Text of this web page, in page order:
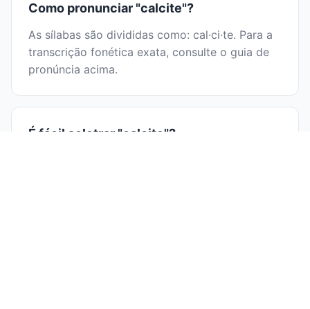
Como pronunciar "calcite"?
As sílabas são divididas como: cal·ci·te. Para a
transcrição fonética exata, consulte o guia de
pronúncia acima.
É fácil soletrar "calcite"?